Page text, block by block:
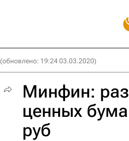
(обновлено: 19:24 03.03.2020)
Минфин:
ценных
руб